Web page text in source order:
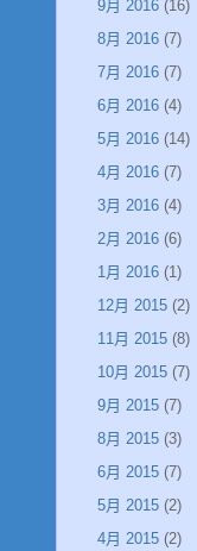
9月 2016 (16)
8月 2016 (7)
7月 2016 (7)
6月 2016 (4)
5月 2016 (14)
4月 2016 (7)
3月 2016 (4)
2月 2016 (6)
1月 2016 (1)
12月 2015 (2)
11月 2015 (8)
10月 2015 (7)
9月 2015 (7)
8月 2015 (3)
6月 2015 (7)
5月 2015 (2)
4月 2015 (2)